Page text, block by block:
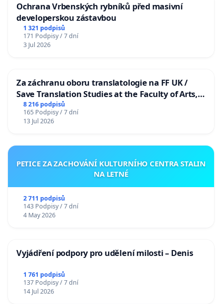
Ochrana Vrbenských rybníků před masivní
developerskou zástavbou
1 321 podpisů
171 Podpisy / 7 dní
3 Jul 2026
Za záchranu oboru translatologie na FF UK /
Save Translation Studies at the Faculty of Arts,
Charles University
8 216 podpisů
165 Podpisy / 7 dní
13 Jul 2026
PETICE ZA ZACHOVÁNÍ KULTURNÍHO CENTRA STALIN
NA LETNÉ
2 711 podpisů
143 Podpisy / 7 dní
4 May 2026
Vyjádření podpory pro udělení milosti – Denis
1 761 podpisů
137 Podpisy / 7 dní
14 Jul 2026